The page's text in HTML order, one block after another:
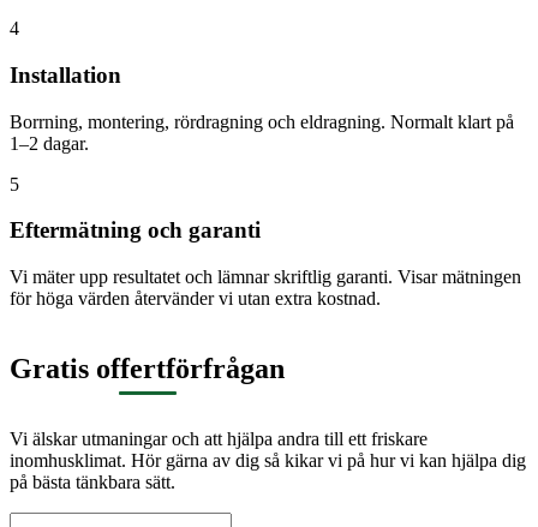
4
Installation
Borrning, montering, rördragning och eldragning. Normalt klart på
1–2 dagar.
5
Eftermätning och garanti
Vi mäter upp resultatet och lämnar skriftlig garanti. Visar mätningen
för höga värden återvänder vi utan extra kostnad.
Gratis offertförfrågan
Vi älskar utmaningar och att hjälpa andra till ett friskare
inomhusklimat. Hör gärna av dig så kikar vi på hur vi kan hjälpa dig
på bästa tänkbara sätt.